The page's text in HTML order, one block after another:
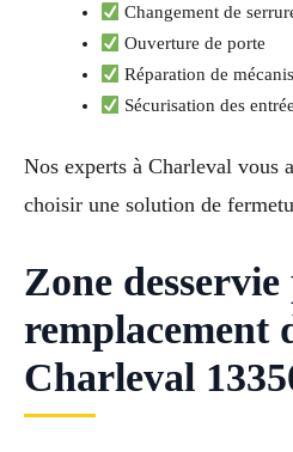
Changement de
Ouverture de porte
Réparation de
Sécurisation des
Nos experts à Charleval vous
choisir une solution de
Zone
remplacement
Charleval